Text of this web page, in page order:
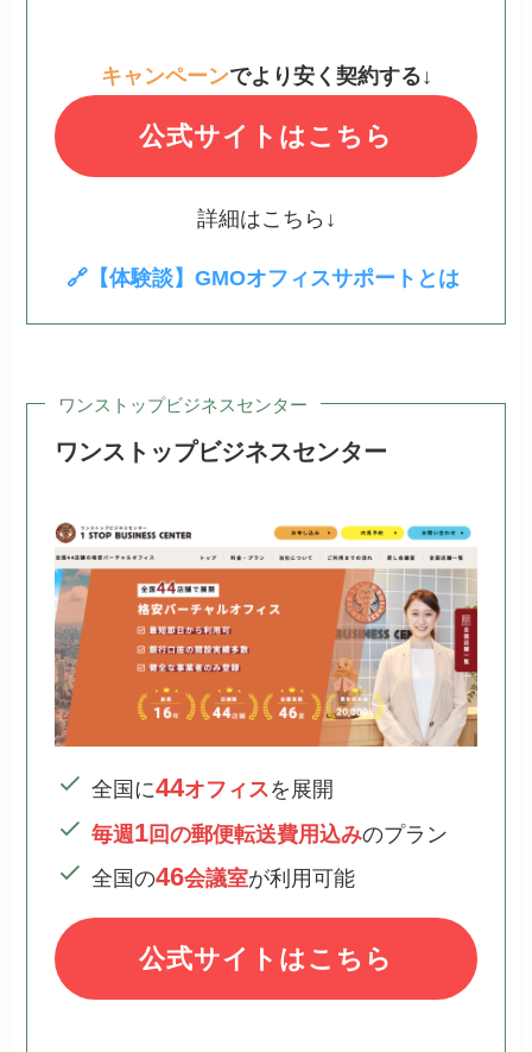
キャンペーンでより安く契約する↓
公式サイトはこちら
詳細はこちら↓
🔗【体験談】GMOオフィスサポートとは
ワンストップビジネスセンター
ワンストップビジネスセンター
全国に44オフィスを展開
毎週1回の郵便転送費用込みのプラン
全国の46会議室が利用可能
公式サイトはこちら